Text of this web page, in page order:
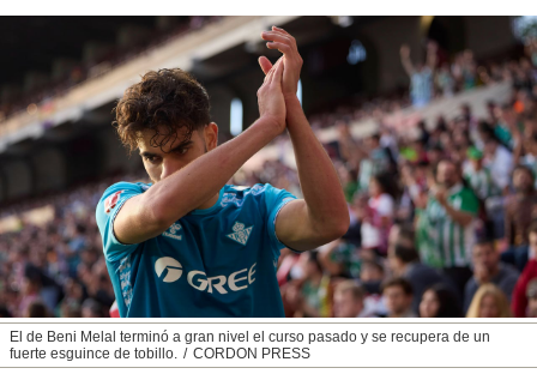
basada
permite
seguir
contenido
coste.
botón
a la
la
CONTINUAR
CONFIGURAR
RECHAZAR
El de Beni Melal terminó a gran nivel el curso pasado y se recupera de un
fuerte esguince de tobillo.
CORDON PRESS